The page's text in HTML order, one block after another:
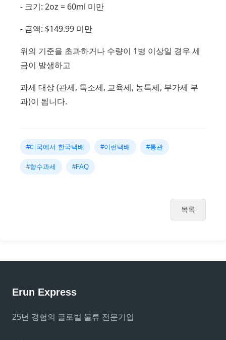
- 크기: 2oz = 60ml 미만
- 금액: $149.99 미만
위의 기준을 초과하거나 수량이 1병 이상일 경우 세
금이 발생하고
과세 대상 (관세, 특소세, 교육세, 농특세, 부가세 부
과)이 됩니다.
#미국에서 한국택배 #이런택배 #통관
#향수과세 #FAQ
목록
Erun Express
25년 경험의 글로벌 물류 전문기업